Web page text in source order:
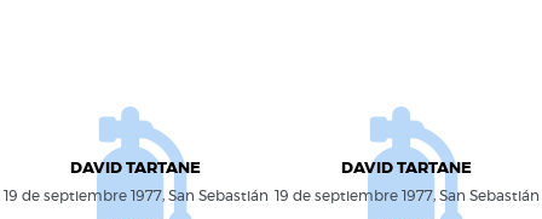
DAVID TARTANE
19 de septiembre 1977, San Sebastián
DAVID TARTANE
19 de septiembre 1977, San Sebastián